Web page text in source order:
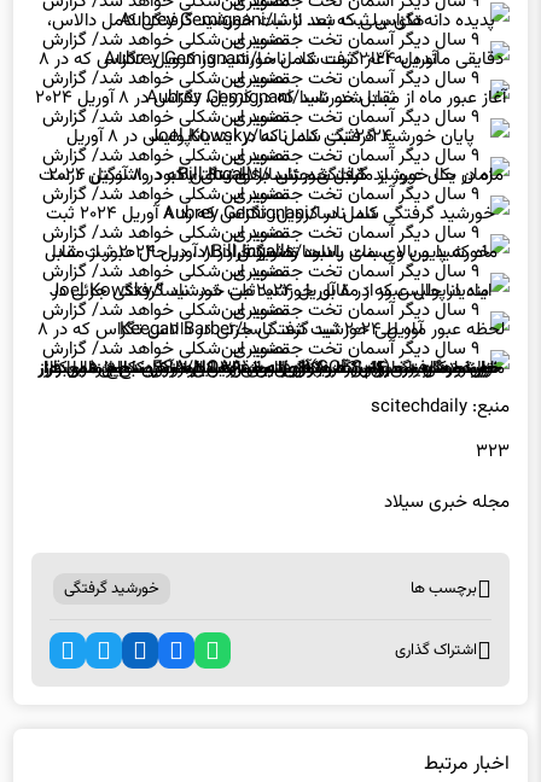
پدیده دانه‌های بیلی که بعد از ثبت خورشید گرفتگی کامل دالاس، تگزاس ثبت شد. ناسا/Aubrey Gemignani
دقایقی مانده به آغاز گرفت کامل خورشید در کرویل، تگزاس که در ۸ آوریل ۲۰۲۴ ثبت شد. ناسا/Aubrey Gemignani
آغاز عبور ماه از مقابل خورشید که در کرویل، تگزاس در ۸ آوریل ۲۰۲۴ ثبت شد. ناسا/Aubrey Gemignani
پایان خورشید گرفتگی کامل که در ایندیاناپولیس در ۸ آوریل ۲۰۲۴ثبت شد. ناسا/Joel Kowsky
ماه در حال عبور از مقابل خورشید بالای بنای یادبود واشنگتن درست زمان یک خورشید گرفتگی جزئی در واشنگتن که در ۸ آوریل ۲۰۲۴ ثبت شد. ناسا/Bill Ingalls
خورشید گرفتگی کامل در کرویل، تگزاس که رد ۸ آوریل ۲۰۲۴ ثبت شد. ناسا/Aubrey Gemignani
ماه که پایین و سمت راست تصویر قرار دارد، در حال عبور از مقابل خورشید و بالای بنای یادبود واشنگتن در ۸ آوریل ۲۰۲۴ ثبت شد. ناسا/Bill Ingalls
ماه در حال عبور از مقابل خورشید طی خورشید گرفتگی جزئی در ایندیاناپولیس که در ۸ آوریل ۲۰۲۴ثبت شد. ناسا/Joel Kowsky
لحظه عبور ماه طی خورشید گرفتگی جزئی در دالاس تگزاس که در ۸ آوریل ۲۰۲۴ ثبت شد. ناسا/Keegan Barber
خورشید گرفتگی کامل در ۸ آوریل بخش‌هایی از آمریکای شمالی را از نور خورشید محروم کرد و نواری این قاره را در تاریکی کامل فرو برد. ماهواره‌های مخابراتی که در فاصله ۳۶۰۰۰ کیلومتری سطح زمین قرار دارند تصاویر حرکت سایه ماه را روی زمین ثبت کردند. این نما که توسط ماهواره (GOES-۱۶) گرفته شده، سایه و نیمسایه ماه را در حال حرکت در سراسر آمریکای شمالی از ساعت ۱۰ صبح تا ۵ بعد از ظهر ثبت کرده است. ESA/NOAA
منبع: scitechdaily
۳۲۳
مجله خبری سیلاد
برچسب ها خورشید گرفتگی
اشتراک گذاری
اخبار مرتبط